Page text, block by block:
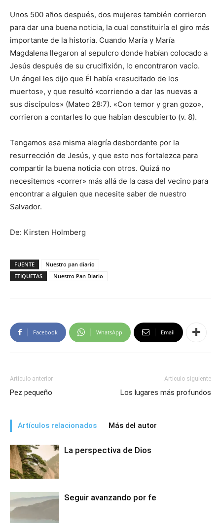
Unos 500 años después, dos mujeres también corrieron
para dar una buena noticia, la cual constituiría el giro más
importante de la historia. Cuando María y María
Magdalena llegaron al sepulcro donde habían colocado a
Jesús después de su crucifixión, lo encontraron vacío.
Un ángel les dijo que Él había «resucitado de los
muertos», y que resultó «corriendo a dar las nuevas a
sus discípulos» (Mateo 28:7). «Con temor y gran gozo»,
corrieron a contarles lo que habían descubierto (v. 8).
Tengamos esa misma alegría desbordante por la
resurrección de Jesús, y que esto nos fortalezca para
compartir la buena noticia con otros. Quizá no
necesitemos «correr» más allá de la casa del vecino para
encontrar a alguien que necesite saber de nuestro
Salvador.
De: Kirsten Holmberg
FUENTE
Nuestro pan diario
ETIQUETAS
Nuestro Pan Diario
Facebook WhatsApp Email
Artículo anterior
Pez pequeño
Artículo siguiente
Los lugares más profundos
Artículos relacionados Más del autor
La perspectiva de Dios
Seguir avanzando por fe